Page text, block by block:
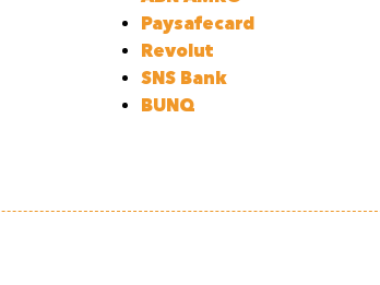
Paysafecard
Revolut
SNS Bank
BUNQ